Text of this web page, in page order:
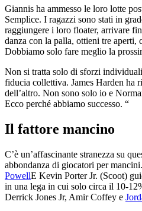
Giannis ha ammesso le loro lotte
Semplice. I ragazzi sono stati in
raggiungere i loro floater, arrivare
danza con la palla, ottieni tre aperti,
Dobbiamo solo fare meglio la
Non si tratta solo di sforzi
fiducia collettiva. James Harden ha
dell’altro. Non sono solo io e
Ecco perché abbiamo successo. “
Il fattore mancino
C’è un’affascinante stranezza su
abbondanza di giocatori per
PowellE Kevin Porter Jr. (Scoot)
in una lega in cui solo circa il 10-
Derrick Jones Jr, Amir Coffey e